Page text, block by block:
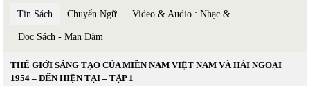
Tin Sách Chuyển Ngữ Video & Audio : Nhạc & . . .
Đọc Sách - Mạn Đàm
THẾ GIỚI SÁNG TẠO CỦA MIỀN NAM VIỆT NAM VÀ HẢI NGOẠI
1954 – ĐẾN HIỆN TẠI – TẬP 1